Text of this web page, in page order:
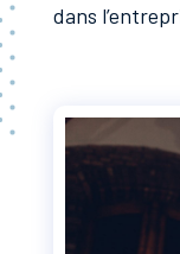
dans